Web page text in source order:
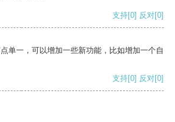
支持[0] 反对[0]
单一，可以增加一些新功能，比如增加一个自
支持[0] 反对[0]